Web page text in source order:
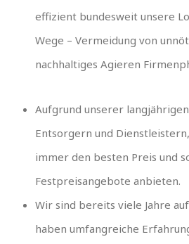
effizient bundesweit unsere
Wege – Vermeidung von
nachhaltiges Agieren
Aufgrund unserer
Entsorgern und
immer den besten Preis und
Festpreisangebote anbieten.
Wir sind bereits viele Jahre
haben umfangreiche